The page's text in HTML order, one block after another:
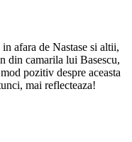
afara de Nastase si altii,
din camarila lui Basescu,
pozitiv despre aceasta
mai reflecteaza!